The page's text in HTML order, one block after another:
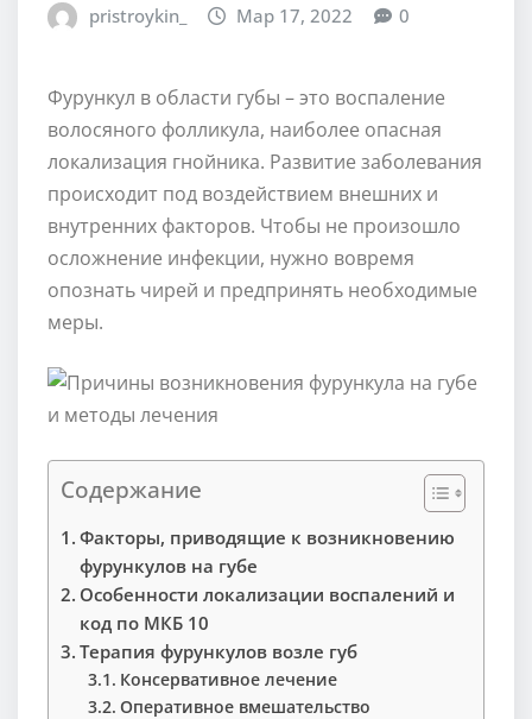
pristroykin_ Мар 17, 2022 0
Фурункул в области губы – это воспаление
волосяного фолликула, наиболее опасная
локализация гнойника. Развитие заболевания
происходит под воздействием внешних и
внутренних факторов. Чтобы не произошло
осложнение инфекции, нужно вовремя
опознать чирей и предпринять необходимые
меры.
Содержание
Факторы, приводящие к возникновению
фурункулов на губе
Особенности локализации воспалений и
код по МКБ 10
Терапия фурункулов возле губ
Консервативное лечение
Оперативное вмешательство